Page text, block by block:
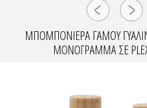
ΜΠΟΜΠΟΝΙΕΡΑ ΓΑΜΟΥ
ΜΟΝΟΓΡΑΜΜΑ ΣΕ